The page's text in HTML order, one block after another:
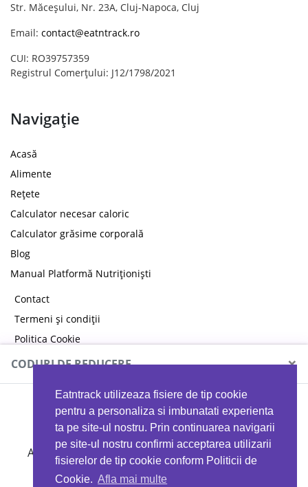
Eatntrack utilizeaza fisiere de tip cookie
pentru a personaliza si imbunatati experienta
ta pe site-ul nostru. Prin continuarea navigarii
pe site-ul nostru confirmi acceptarea utilizarii
fisierelor de tip cookie conform Politicii de
Cookie. Afla mai multe
Str. Măceșului, Nr. 23A, Cluj-Napoca, Cluj
Email: contact@eatntrack.ro
CUI: RO39757359
Registrul Comerțului: J12/1798/2021
Navigație
Acasă
Alimente
Rețete
Calculator necesar caloric
Calculator grăsime corporală
Blog
Manual Platformă Nutriționiști
Contact
Termeni și condiții
Politica Cookie
Politica de confidențialitate
CODURI DE REDUCERE ×
MYPROTEIN
Ai 40%reducere la orice comandă folosind codul
EATTRACK